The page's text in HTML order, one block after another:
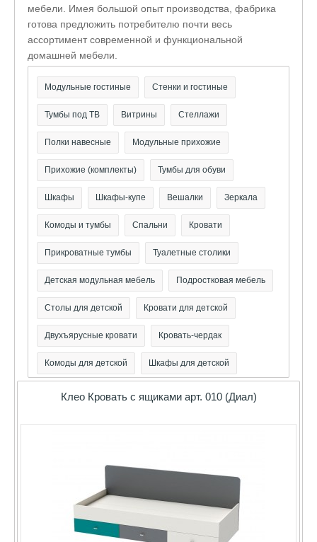
мебели. Имея большой опыт производства, фабрика
готова предложить потребителю почти весь
ассортимент современной и функциональной
домашней мебели.
Модульные гостиные Стенки и гостиные
Тумбы под ТВ Витрины Стеллажи
Полки навесные Модульные прихожие
Прихожие (комплекты) Тумбы для обуви
Шкафы Шкафы-купе Вешалки Зеркала
Комоды и тумбы Спальни Кровати
Прикроватные тумбы Туалетные столики
Детская модульная мебель Подростковая мебель
Столы для детской Кровати для детской
Двухъярусные кровати Кровать-чердак
Комоды для детской Шкафы для детской
Клео Кровать с ящиками арт. 010 (Диал)